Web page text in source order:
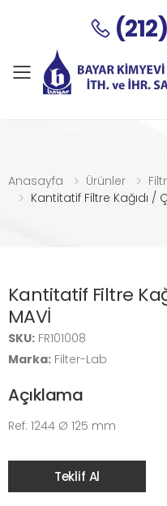
Menu
Anasayfa Ürünler
Kantitatif Filtre Kağıdı /
Kantitatif Filtre
MAVİ
SKU: FR101008
Marka: Filter-Lab
Açıklama
Ref: 1244 Ø 125 mm
Teklif Al